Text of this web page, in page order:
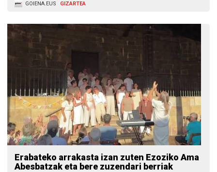
GOIENA.EUS GIZARTEA
Erabateko arrakasta izan zuten Ezoziko Ama
Abesbatzak eta bere zuzendari berriak